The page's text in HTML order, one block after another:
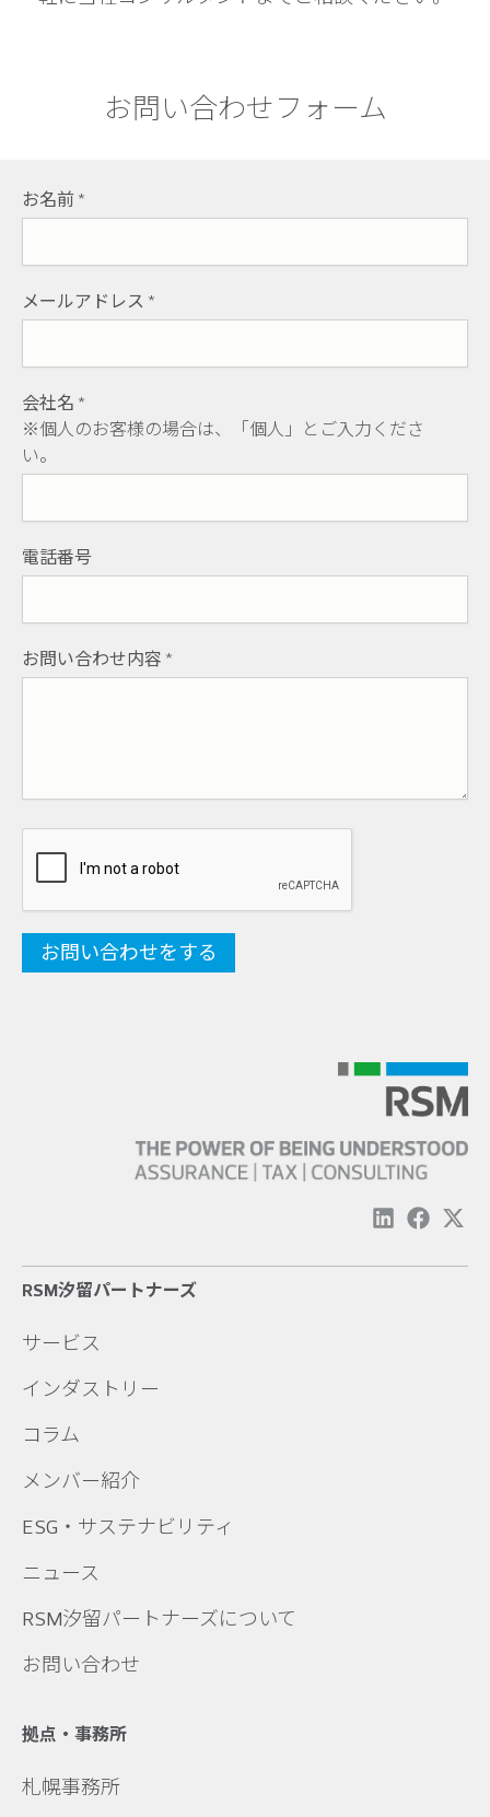
お問い合わせフォーム
お名前 *
メールアドレス *
会社名 *
※個人のお客様の場合は、「個人」とご入力くださ
い。
電話番号
お問い合わせ内容 *
RSM汐留パートナーズ
サービス
インダストリー
コラム
メンバー紹介
ESG・サステナビリティ
ニュース
RSM汐留パートナーズについて
お問い合わせ
拠点・事務所
札幌事務所